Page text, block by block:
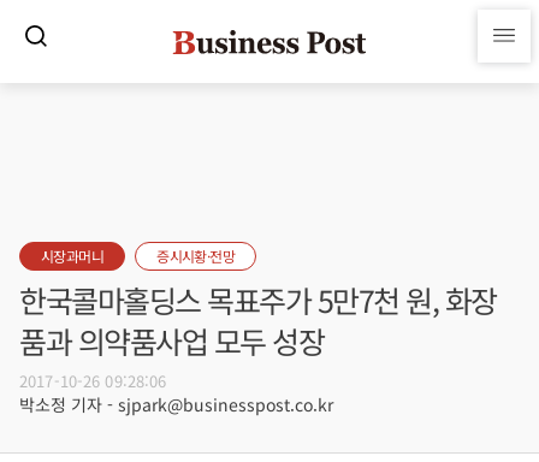
시장과머니 증시시황·전망
한국콜마홀딩스 목표주가 5만7천 원, 화장
품과 의약품사업 모두 성장
2017-10-26 09:28:06
박소정 기자 - sjpark@businesspost.co.kr